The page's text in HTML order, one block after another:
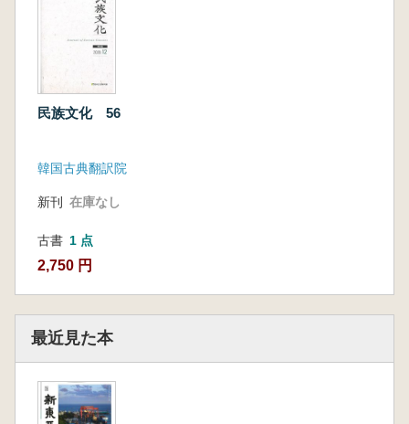
民族文化 56
韓国古典翻訳院
新刊 在庫なし
古書 1 点
2,750 円
最近見た本